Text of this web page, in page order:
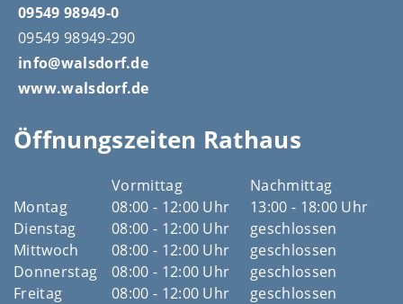
09549 98949-0
09549 98949-290
info@walsdorf.de
www.walsdorf.de
Öffnungszeiten Rathaus
Vormittag
Nachmittag
Montag
08:00 - 12:00 Uhr
13:00 - 18:00 Uhr
Dienstag
08:00 - 12:00 Uhr
geschlossen
Mittwoch
08:00 - 12:00 Uhr
geschlossen
Donnerstag
08:00 - 12:00 Uhr
geschlossen
Freitag
08:00 - 12:00 Uhr
geschlossen